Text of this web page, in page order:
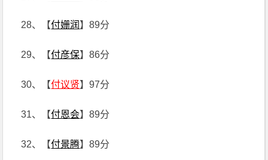
28、【付姗润 】89分
29、【付彦保】86分
30、【付议贤】97分
31、【付恩会】89分
32、【付景腾】89分